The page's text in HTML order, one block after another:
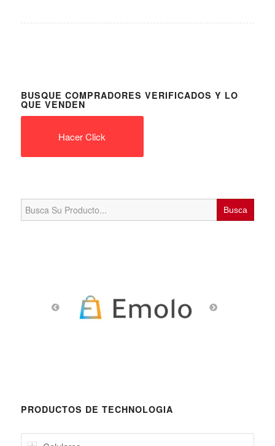
BUSQUE COMPRADORES VERIFICADOS Y LO
QUE VENDEN
Hacer Click
Search
for:
PRODUCTOS DE TECHNOLOGIA